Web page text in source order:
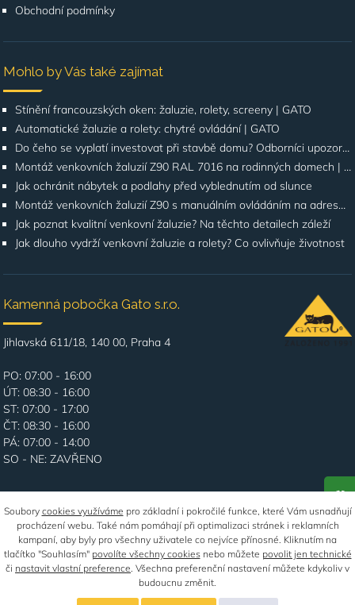
Obchodní podmínky
Mohlo by Vás také zajímat
Stínění francouzských oken: žaluzie, rolety, screeny | GATO
Automatické žaluzie a rolety: chytré ovládání | GATO
Do čeho se vyplatí investovat při stavbě domu? Odborníci upozorňují na stínění oken
Montáž venkovních žaluzií Z90 RAL 7016 na rodinných domech | Případová studie
Jak ochránit nábytek a podlahy před vyblednutím od slunce
Montáž venkovních žaluzií Z90 s manuálním ovládáním na adrese Štúrova, Praha 4
Jak poznat kvalitní venkovní žaluzie? Na těchto detailech záleží
Jak dlouho vydrží venkovní žaluzie a rolety? Co ovlivňuje životnost
Kamenná pobočka Gato s.r.o.
Jihlavská 611/18, 140 00, Praha 4
PO: 07:00 - 16:00
ÚT: 08:30 - 16:00
ST: 07:00 - 17:00
ČT: 08:30 - 16:00
PÁ: 07:00 - 14:00
SO - NE: ZAVŘENO
© 2026GATO Praha- všechna práva vyhrazena.
Soubory cookies využíváme pro základní i pokročilé funkce, které Vám usnadňují
procházení webu. Také nám pomáhají při optimalizaci stránek i reklamních
kampaní, aby byly pro všechny uživatele co nejvíce přínosné. Kliknutím na
tlačítko "Souhlasím" povolíte všechny cookiesnebo můžete povolit jen technické
či nastavit vlastní preference. Všechna preferenční nastavení můžete kdykoliv v
budoucnu změnit.